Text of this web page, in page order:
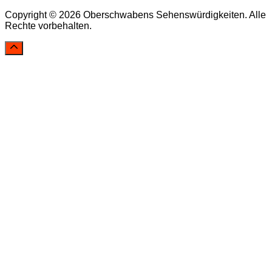
Copyright © 2026 Oberschwabens Sehenswürdigkeiten. Alle
Rechte vorbehalten.